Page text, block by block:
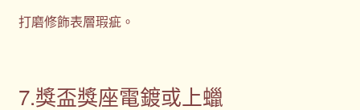
打磨修飾表層瑕疵。
7.獎盃獎座電鍍或上蠟